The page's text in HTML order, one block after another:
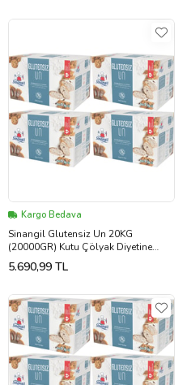
Kargo Bedava
Sinangil Glutensiz Un 20KG
(20000GR) Kutu Çölyak Diyetine
Uygun (4PK*5Kg)
5.690,99 TL